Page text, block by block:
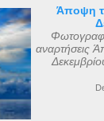
Άποψη
αναρτήσεις